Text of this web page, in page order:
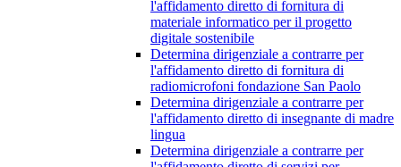
l'affidamento diretto di fornitura di
materiale informatico per il progetto
digitale sostenibile
Determina dirigenziale a contrarre per
l'affidamento diretto di fornitura di
radiomicrofoni fondazione San Paolo
Determina dirigenziale a contrarre per
l'affidamento diretto di insegnante di madre
lingua
Determina dirigenziale a contrarre per